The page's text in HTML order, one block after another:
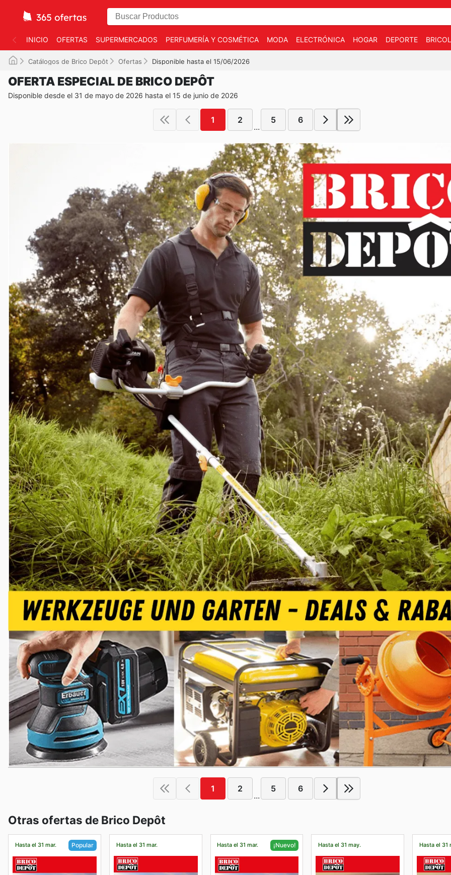
INICIO OFERTAS SUPERMERCADOS PERFUMERÍA Y COSMÉTICA MODA ELECTRÓNICA HOGAR DEPORTE
Catálogos de Brico Depôt Ofertas Disponible hasta el 15/06/2026
OFERTA ESPECIAL DE BRICO DEPÔT
Disponible desde el 31 de mayo de 2026 hasta el 15 de junio de 2026
1 2
...
5 6
1 2
...
5 6
Otras ofertas de Brico Depôt
Hasta el 31 mar. Popular Hasta el 31 mar. Hasta el 31 mar. ¡Nuevo! Hasta el 31 may. Hasta el 31